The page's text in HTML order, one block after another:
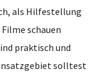
als Hilfestellung
schauen
praktisch und
solltest